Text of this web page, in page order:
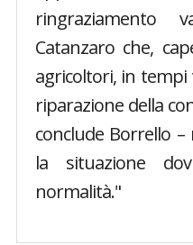
Catanzaro che,
agricoltori, in tempi
riparazione della
conclude Borrello
la situazione
normalità."